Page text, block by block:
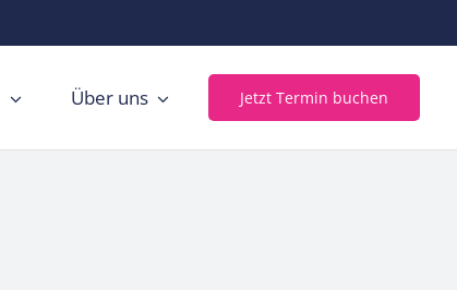
Über uns Jetzt Termin buchen